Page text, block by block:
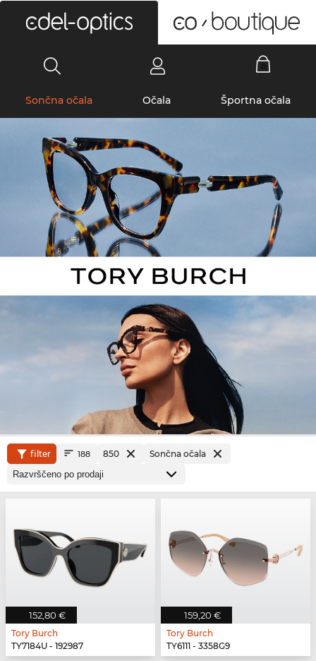
Sončna očala Očala Športna očala
filter 188 850 Sončna očala
152,80 €
Tory Burch
TY7184U - 192987
159,20 €
Tory Burch
TY6111 - 3358G9